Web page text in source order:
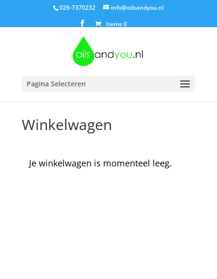
026-7370232
info@oilsandyou.nl
Items 0
Pagina Selecteren
Winkelwagen
Je winkelwagen is momenteel leeg.